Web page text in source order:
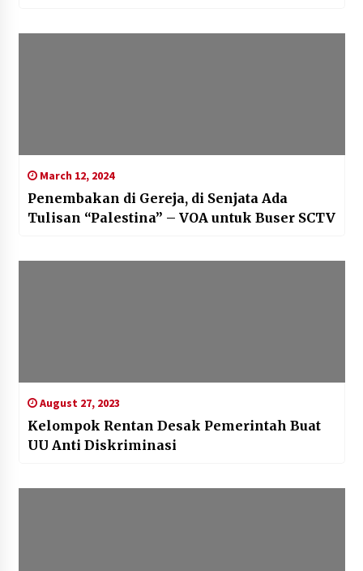
March 12, 2024
Penembakan di Gereja, di Senjata Ada
Tulisan “Palestina” – VOA untuk Buser SCTV
August 27, 2023
Kelompok Rentan Desak Pemerintah Buat
UU Anti Diskriminasi